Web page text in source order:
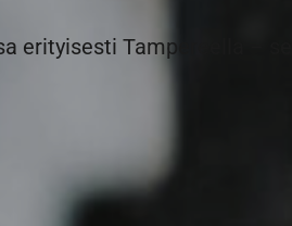
erityisesti Tampereella – sen